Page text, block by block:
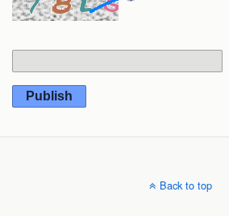
Publish
Back to top